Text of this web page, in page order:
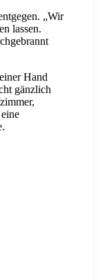
„Wir
lassen.
Hand
gänzlich